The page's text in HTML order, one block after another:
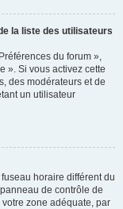
la liste des utilisateurs
du forum »,
». Si vous activez cette
des modérateurs et de
un utilisateur
horaire différent du
de contrôle de
zone adéquate, par